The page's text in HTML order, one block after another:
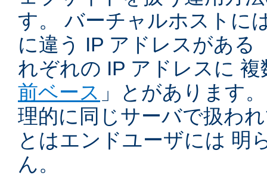
す。 バーチャルホストに
に違う IP アドレスがある
れぞれの IP アドレスに
前ベース 」とがあります
理的に同じサーバで扱わ
とはエンドユーザには 明
ん。